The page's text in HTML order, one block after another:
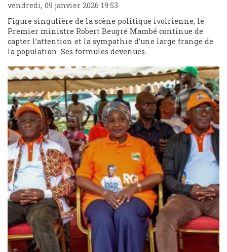
vendredi, 09 janvier 2026 19:53
Figure singulière de la scène politique ivoirienne, le
Premier ministre Robert Beugré Mambé continue de
capter l’attention et la sympathie d’une large frange de
la population. Ses formules devenues...